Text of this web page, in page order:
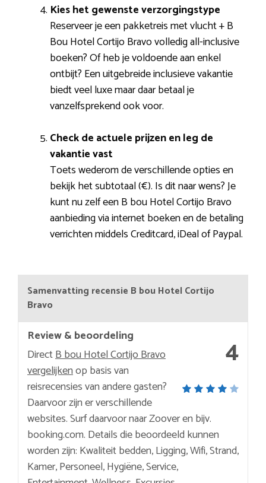
Kies het gewenste verzorgingstype
Reserveer je een pakketreis met vlucht + B
Bou Hotel Cortijo Bravo volledig all-inclusive
boeken? Of heb je voldoende aan enkel
ontbijt? Een uitgebreide inclusieve vakantie
biedt veel luxe maar daar betaal je
vanzelfsprekend ook voor.
Check de actuele prijzen en leg de
vakantie vast
Toets wederom de verschillende opties en
bekijk het subtotaal (€). Is dit naar wens? Je
kunt nu zelf een B bou Hotel Cortijo Bravo
aanbieding via internet boeken en de betaling
verrichten middels Creditcard, iDeal of Paypal.
Samenvatting recensie B bou Hotel Cortijo
Bravo
4
Review & beoordeling
DirectB bou Hotel Cortijo Bravo
vergelijkenop basis van
reisrecensies van andere gasten?
Daarvoor zijn er verschillende
websites. Surf daarvoor naar Zoover en bijv.
booking.com. Details die beoordeeld kunnen
worden zijn: Kwaliteit bedden, Ligging, Wifi, Strand,
Kamer, Personeel, Hygiëne, Service,